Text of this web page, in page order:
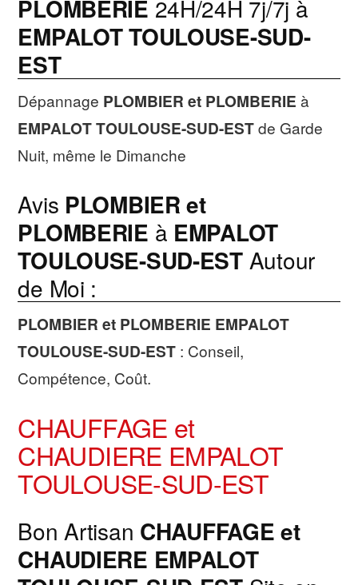
PLOMBERIE 24H/24H 7j/7j à
EMPALOT TOULOUSE-SUD-
EST
Dépannage PLOMBIER et PLOMBERIE à
EMPALOT TOULOUSE-SUD-ESTde Garde
Nuit, même le Dimanche
Avis PLOMBIER et
PLOMBERIE à EMPALOT
TOULOUSE-SUD-ESTAutour
de Moi :
PLOMBIER et PLOMBERIE EMPALOT
TOULOUSE-SUD-EST : Conseil,
Compétence, Coût.
CHAUFFAGE et
CHAUDIERE EMPALOT
TOULOUSE-SUD-EST
Bon Artisan CHAUFFAGE et
CHAUDIERE EMPALOT